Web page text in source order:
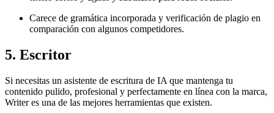
Carece de gramática incorporada y verificación de plagio en
comparación con algunos competidores.
5. Escritor
Si necesitas un asistente de escritura de IA que mantenga tu
contenido pulido, profesional y perfectamente en línea con la marca,
Writer es una de las mejores herramientas que existen.